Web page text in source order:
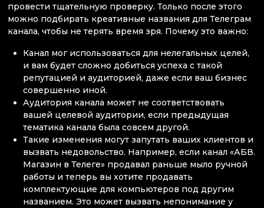
провести тщательную проверку. Только после этого
можно подбирать креативные названия для Телеграм
канала, чтобы не терять время зря. Почему это важно:
Канал мог использоваться для нелегальных целей,
и вам будет сложно добиться успеха с такой
репутацией и аудиторией, даже если ваш бизнес
совершенно иной.
Аудитория канала может не соответствовать
вашей целевой аудитории, если предыдущая
тематика канала была совсем другой.
Такие изменения могут запутать ваших клиентов и
вызвать недовольство. Например, если канал «АБВ.
Магазин в Телеге» продавал раньше мыло ручной
работы и теперь вы хотите продавать
комплектующие для компьютеров под другим
названием. Это может вызвать непонимание у